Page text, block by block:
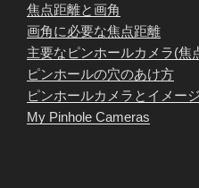
焦点距離と画角
画角に必要な焦点距離
主要なピンホールカメラ(焦
ピンホールの穴のあけ方
ピンホールカメラとイメー
My Pinhole Cameras